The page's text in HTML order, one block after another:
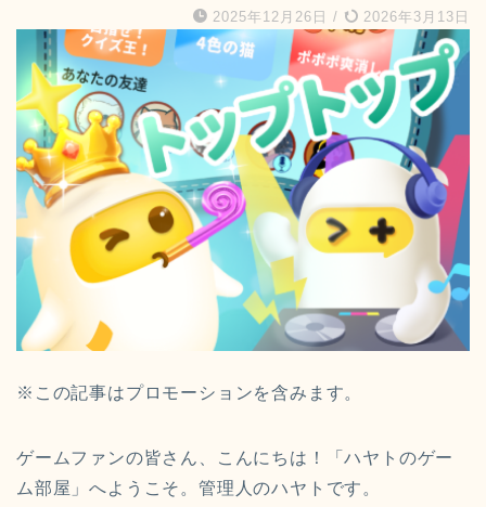
2025年12月26日 / 2026年3月13日
※この記事はプロモーションを含みます。
ゲームファンの皆さん、こんにちは！「ハヤトのゲー
ム部屋」へようこそ。管理人のハヤトです。